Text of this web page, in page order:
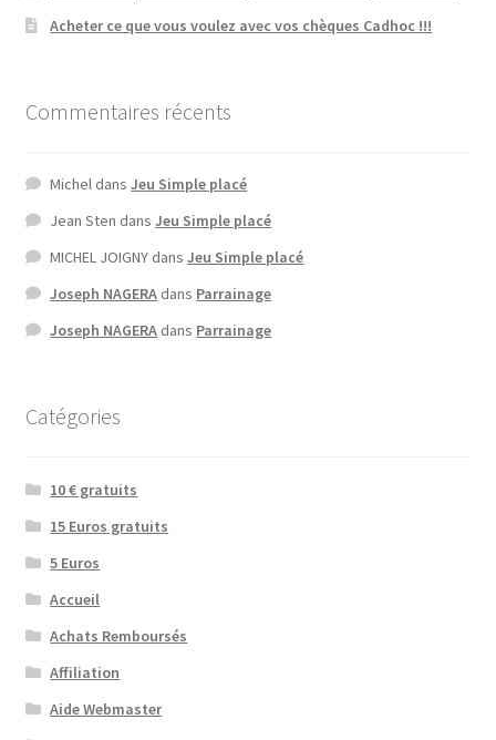
Acheter ce que vous voulez avec vos chèques Cadhoc !!!
Commentaires récents
Michel dansJeu Simple placé
Jean Sten dansJeu Simple placé
MICHEL JOIGNY dansJeu Simple placé
Joseph NAGERA dans Parrainage
Joseph NAGERA dans Parrainage
Catégories
10 € gratuits
15 Euros gratuits
5 Euros
Accueil
Achats Remboursés
Affiliation
Aide Webmaster